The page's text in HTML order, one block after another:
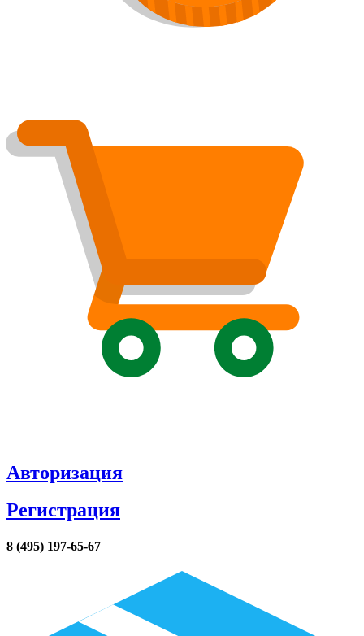
Авторизация
Регистрация
8 (495) 197-65-67